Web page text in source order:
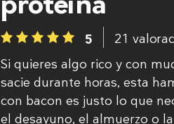
1 2 3 4 5 5 21
Si quieres algo rico y con
sacie durante horas, esta
con bacon es justo lo que
el desayuno, el almuerzo o